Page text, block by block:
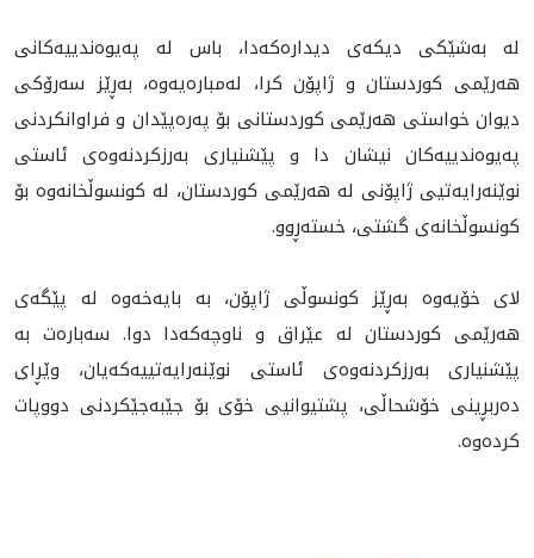
لە بەشێکی دیکەی دیدارەکەدا، باس لە پەیوەندییەکانی
هەرێمی کوردستان و ژاپۆن کرا، لەمبارەیەوە، بەڕێز سەرۆکی
دیوان خواستی هەرێمی کوردستانی بۆ پەرەپێدان و فراوانکردنی
پەیوەندییەکان نیشان دا و پێشنیاری بەرزکردنەوەی ئاستی
نوێنەرایەتیی ژاپۆنی لە هەرێمی کوردستان، لە کونسوڵخانەوە بۆ
کونسوڵخانەی گشتی، خستەڕوو.
لای خۆیەوە بەڕێز کونسوڵی ژاپۆن، بە بایەخەوە لە پێگەی
هەرێمی کوردستان لە عێراق و ناوچەکەدا دوا. سەبارەت بە
پێشنیاری بەرزکردنەوەی ئاستی نوێنەرایەتییەکەیان، وێڕای
دەربڕینی خۆشحاڵی، پشتیوانیی خۆی بۆ جێبەجێکردنی دووپات
کردەوە.